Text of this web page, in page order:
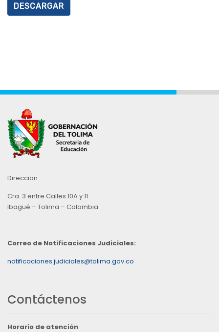
DESCARGAR
Direccion
Cra. 3 entre Calles 10A y 11
Ibagué – Tolima – Colombia
Correo de Notificaciones Judiciales:
notificaciones.judiciales@tolima.gov.co
Contáctenos
Horario de atención